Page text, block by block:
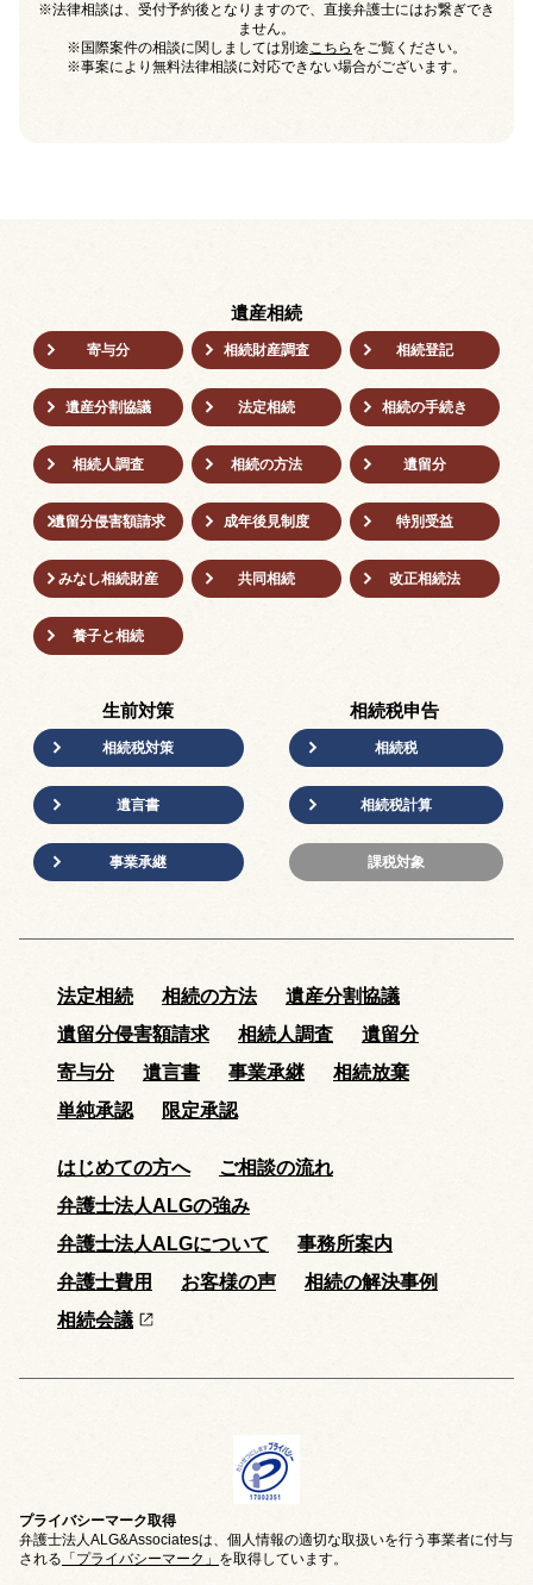
※法律相談は、受付予約後となりますので、直接弁護士にはお繋ぎでき
ません。
※国際案件の相談に関しましては別途こちら をご覧ください。
※事案により無料法律相談に対応できない場合がございます。
遺産相続
寄与分 相続財産調査 相続登記
遺産分割協議 法定相続 相続の⼿続き
相続人調査 相続の方法 遺留分
遺留分侵害額請求 成年後⾒制度 特別受益
みなし相続財産 共同相続 改正相続法
養子と相続
生前対策
相続税対策
遺言書
事業承継
相続税申告
相続税
相続税計算
課税対象
法定相続 相続の方法
遺産分割協議
遺留分侵害額請求
相続人調査
遺留分
寄与分
遺言書 事業承継
相続放棄
単純承認
限定承認
はじめての方へ
ご相談の流れ
弁護士法人ALGの強み
弁護士法人ALGについて
事務所案内
弁護士費用
お客様の声
相続の解決事例
相続会議
プライバシーマーク取得
弁護士法人ALG&Associatesは、個人情報の適切な取扱いを行う事業者に付与
される 「プライバシーマーク」 を取得しています。